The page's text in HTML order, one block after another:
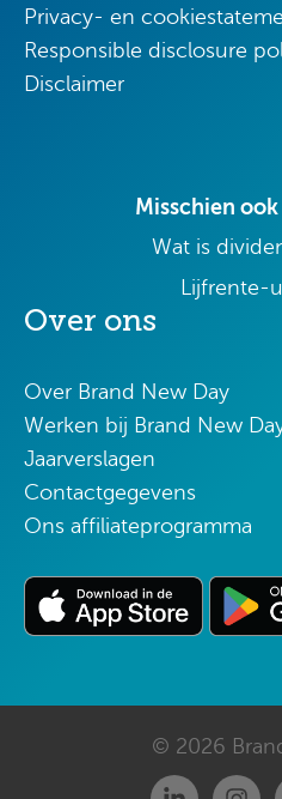
Privacy- en
Responsible disclosure
Disclaimer
Misschien
Wat is
Lijfrente-
Over ons
Over Brand New Day
Werken bij Brand New
Jaarverslagen
Contactgegevens
Ons affiliateprogramma
© 2026